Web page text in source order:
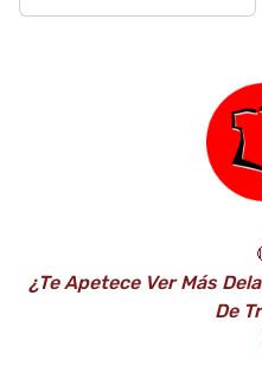
con mangas Baby
¿Te Apetece Ver Más
De